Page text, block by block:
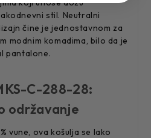
stil. Neutralni
čine je jednostavnom za
modnim komadima, bilo da je
pantalone.
C-288-28:
održavanje
vune, ova košulja se lako